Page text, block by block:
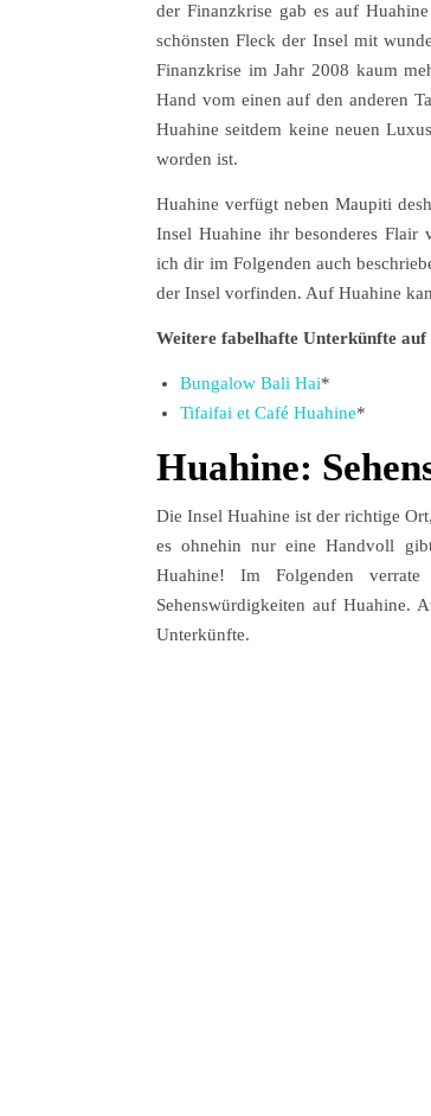
der Finanzkrise gab es auf
schönsten Fleck der Insel mit
Finanzkrise im Jahr 2008 kaum
Hand vom einen auf den anderen
Huahine seitdem keine neuen
worden ist.
Huahine verfügt neben Maupiti
Insel Huahine ihr besonderes Flair
ich dir im Folgenden auch
der Insel vorfinden. Auf Huahine
Weitere fabelhafte Unterkünfte auf
Bungalow Bali Hai*
Tifaifai et Café Huahine*
Huahine:
Die Insel Huahine ist der richtige
es ohnehin nur eine Handvoll
Huahine! Im Folgenden
Sehenswürdigkeiten auf Huahine.
Unterkünfte.